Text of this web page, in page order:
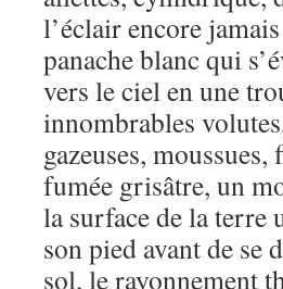
l’éclair encore
panache blanc qui
vers le ciel en une
innombrables
gazeuses,
fumée grisâtre, un
la surface de la terre
son pied avant de se
sol, le rayonnement